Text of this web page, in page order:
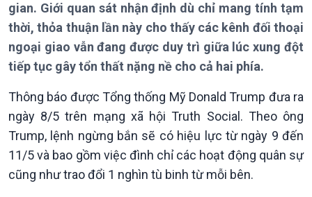
Thời sự 6h
Thời sự 12h
Thời sự 18h
Thời sự 21h30
Chuyên mục
Theo dòng Thời sự
gian. Giới quan sát nhận định dù chỉ mang tính tạm
thời, thỏa thuận lần này cho thấy các kênh đối thoại
ngoại giao vẫn đang được duy trì giữa lúc xung đột
tiếp tục gây tổn thất nặng nề cho cả hai phía.
Thông báo được Tổng thống Mỹ Donald Trump đưa ra
ngày 8/5 trên mạng xã hội Truth Social. Theo ông
Trump, lệnh ngừng bắn sẽ có hiệu lực từ ngày 9 đến
11/5 và bao gồm việc đình chỉ các hoạt động quân sự
cũng như trao đổi 1 nghìn tù binh từ mỗi bên.